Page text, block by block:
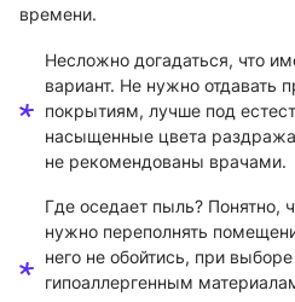
времени.
Несложно догадаться, что
вариант. Не нужно отдавать
покрытиям, лучше под
насыщенные цвета
не рекомендованы врачами.
Где оседает пыль? Понятно,
нужно переполнять
него не обойтись, при
гипоаллергенным